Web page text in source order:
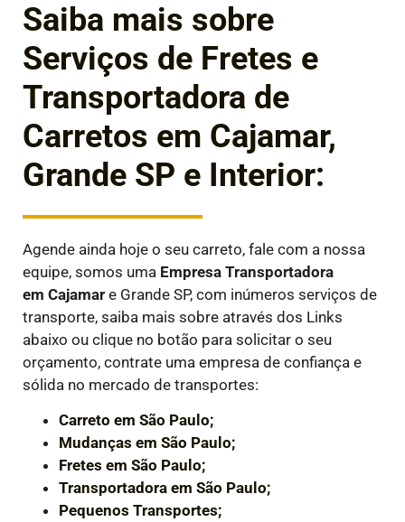
Saiba mais sobre
Serviços de Fretes e
Transportadora de
Carretos em Cajamar,
Grande SP e Interior:
Agende ainda hoje o seu carreto, fale com a nossa
equipe, somos uma Empresa Transportadora
em Cajamar e Grande SP, com inúmeros serviços de
transporte, saiba mais sobre através dos Links
abaixo ou clique no botão para solicitar o seu
orçamento, contrate uma empresa de confiança e
sólida no mercado de transportes:
Carreto em São Paulo;
Mudanças em São Paulo;
Fretes em São Paulo;
Transportadora em São Paulo;
Pequenos Transportes;